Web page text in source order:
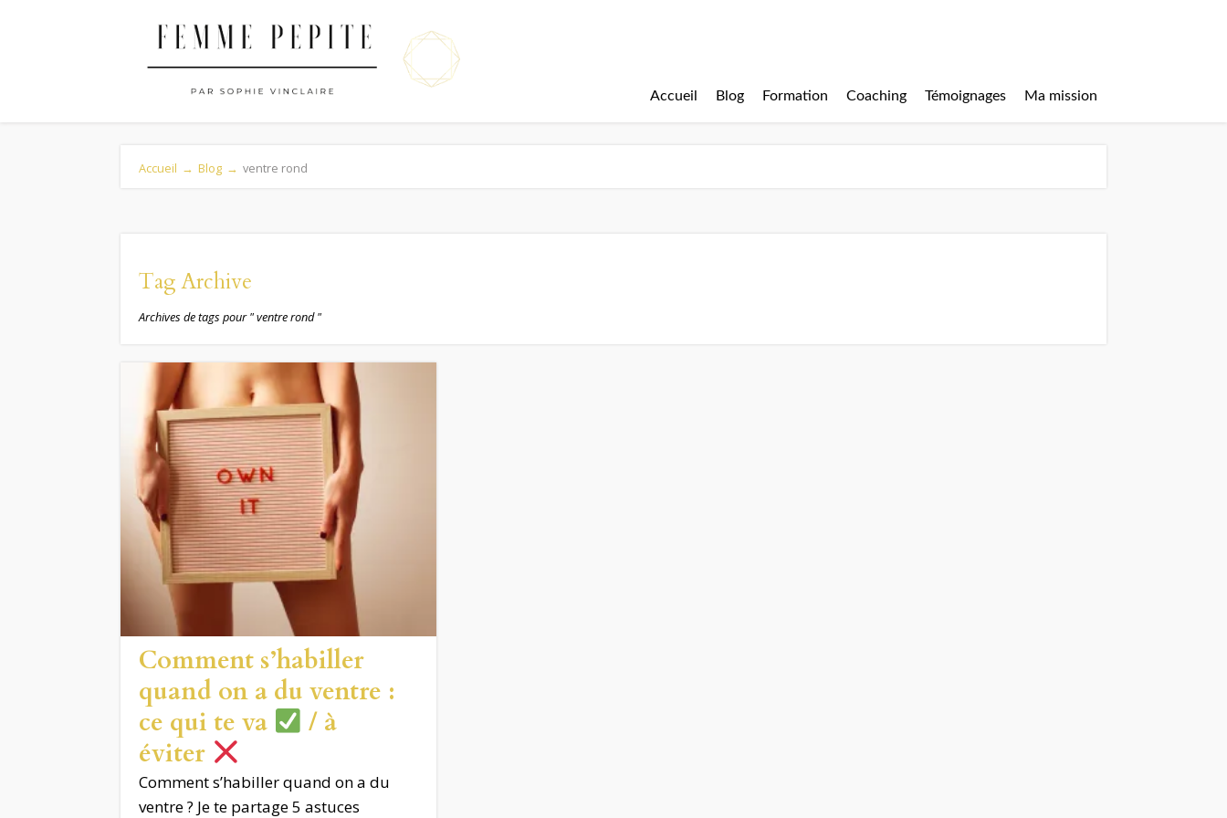
Accueil Blog Formation Coaching Témoignages Ma mission
Accueil → Blog → ventre rond
Tag Archive
Archives de tags pour " ventre rond "
Comment s’habiller
quand on a du ventre :
ce qui te va
/ à
éviter
Comment s’habiller quand on a du
ventre ? Je te partage 5 astuces